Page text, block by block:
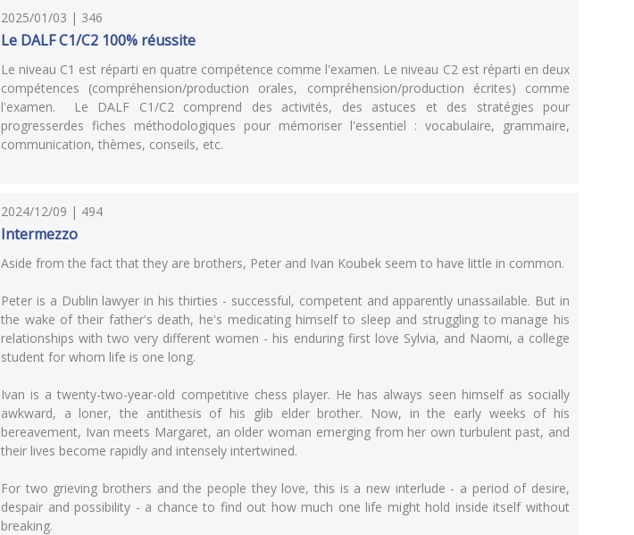
2025/01/03 | 346
Le DALF C1/C2 100% réussite
Le niveau C1 est réparti en quatre compétence comme l'examen. Le niveau C2 est réparti en deux
compétences (compréhension/production orales, compréhension/production écrites) comme
l'examen. Le DALF C1/C2 comprend des activités, des astuces et des stratégies pour
progresserdes fiches méthodologiques pour mémoriser l'essentiel : vocabulaire, grammaire,
communication, thèmes, conseils, etc.
2024/12/09 | 494
Intermezzo
Aside from the fact that they are brothers, Peter and Ivan Koubek seem to have little in common.
Peter is a Dublin lawyer in his thirties - successful, competent and apparently unassailable. But in
the wake of their father's death, he's medicating himself to sleep and struggling to manage his
relationships with two very different women - his enduring first love Sylvia, and Naomi, a college
student for whom life is one long.
Ivan is a twenty-two-year-old competitive chess player. He has always seen himself as socially
awkward, a loner, the antithesis of his glib elder brother. Now, in the early weeks of his
bereavement, Ivan meets Margaret, an older woman emerging from her own turbulent past, and
their lives become rapidly and intensely intertwined.
For two grieving brothers and the people they love, this is a new interlude - a period of desire,
despair and possibility - a chance to find out how much one life might hold inside itself without
breaking.